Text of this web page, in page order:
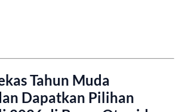
Tahun Muda
Dapatkan Pilihan